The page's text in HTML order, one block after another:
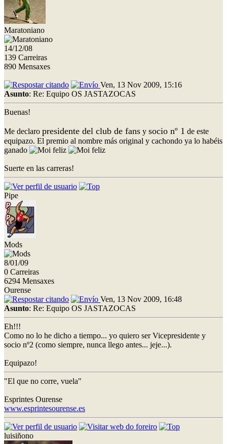
Maratoniano
14/12/08
139 Carreiras
890 Mensaxes
Ven, 13 Nov 2009, 15:16
Asunto: Re: Equipo OS JASTAZOCAS
Buenas!
Me declaro presidente del club de fans y socio nº 1 de este
equipazo. El premio al nombre más original y cachondo ya lo habéis
ganado
Suerte en las carreras!
Pipe
Mods
8/01/09
0 Carreiras
6294 Mensaxes
Ourense
Ven, 13 Nov 2009, 16:48
Asunto: Re: Equipo OS JASTAZOCAS
Eh!!!
Como no lo he dicho a tiempo... yo quiero ser Vicepresidente y
socio nº2 (como siempre, nunca llego antes... jeje...).
Equipazo!
"El que no corre, vuela"
Esprintes Ourense
www.esprintesourense.es
luisiñono